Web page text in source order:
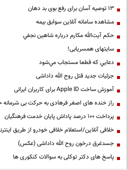
13 توصیه آسان برای رفع بوی بد دهان
مشاهده سامانه آنلاين سوابق بیمه
حكم آيت‌الله مكارم درباره شاهين نجفي
سایتهای همسریابی!
دعايي كه قطعا مستجاب مي‌شود
جزئیات جدید قتل روح الله داداشی
آموزش ساخت Apple ID برای کاربران ایرانی
راز خنده های اصغر فرهادی به حرکت بی شرمانه
پرداخت ۱۰۰ درصد پاداش پایان خدمت فرهنگیان
خلافی آنلاین/استعلام خلافی خودرو از طریق
جسدغرق درخون روح الله داداشی (عکس)
پاسخ های دکتر توکلی به سوالات کنکوری ها